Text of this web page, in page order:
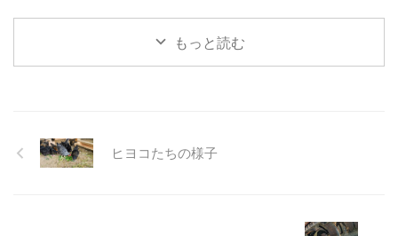
培による野菜をお届けする予定で
す。 今日は、何年も使われてい
では、ひたすら"のこぎり鎌"で雑
草をザック・ザック切っていきま
もっと読む
ヒヨコたちの様子